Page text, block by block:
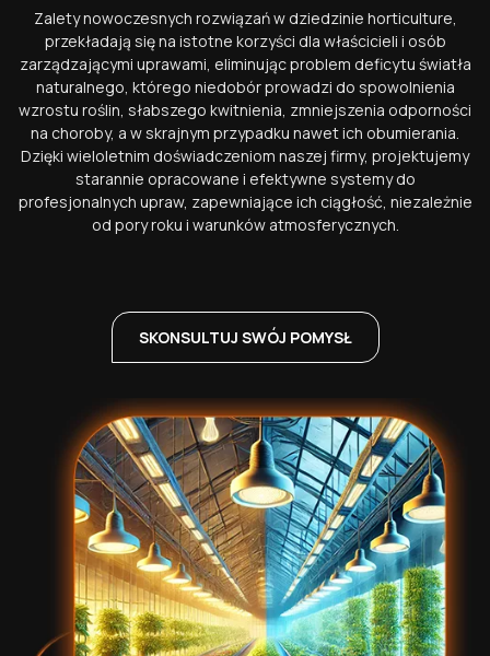
Zalety nowoczesnych rozwiązań w dziedzinie horticulture,
przekładają się na istotne korzyści dla właścicieli i osób
zarządzającymi uprawami, eliminując problem deficytu światła
naturalnego, którego niedobór prowadzi do spowolnienia
wzrostu roślin, słabszego kwitnienia, zmniejszenia odporności
na choroby, a w skrajnym przypadku nawet ich obumierania.
Dzięki wieloletnim doświadczeniom naszej firmy, projektujemy
starannie opracowane i efektywne systemy do
profesjonalnych upraw, zapewniające ich ciągłość, niezależnie
od pory roku i warunków atmosferycznych.
SKONSULTUJ SWÓJ POMYSŁ